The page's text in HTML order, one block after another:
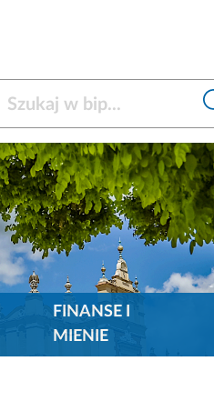
FINANSE I
MIENIE